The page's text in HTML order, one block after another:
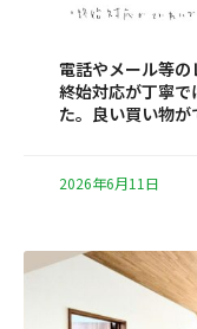
電話やメール等の
終始対応が丁寧
た。良い買い物が
2026年6月11日